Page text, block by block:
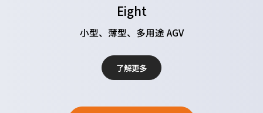
Eight
小型、薄型、多用途 AGV
了解更多